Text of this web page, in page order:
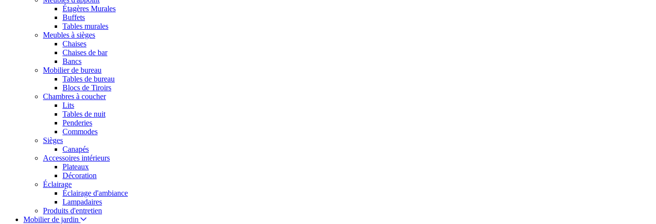
Étagères Murales
Buffets
Tables murales
Meubles à sièges
Chaises
Chaises de bar
Bancs
Mobilier de bureau
Tables de bureau
Blocs de Tiroirs
Chambres à coucher
Lits
Tables de nuit
Penderies
Commodes
Sièges
Canapés
Accessoires intérieurs
Plateaux
Décoration
Éclairage
Éclairage d'ambiance
Lampadaires
Produits d'entretien
Mobilier de jardin